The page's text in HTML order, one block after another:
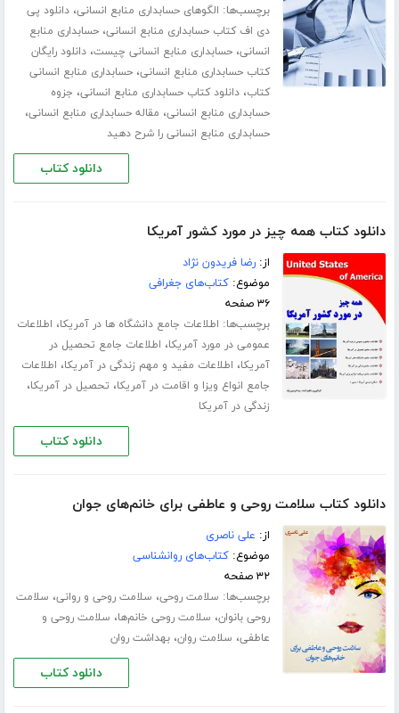
برچسب‌ها: الگوهای حسابداری منابع انسانی،دانلود پی
دی اف کتاب حسابداری منابع انسانی،حسابداری منابع
انسانی،حسابداری منابع انسانی چیست،دانلود رایگان
کتاب حسابداری منابع انسانی،حسابداری منابع انسانی
کتاب،دانلود کتاب حسابداری منابع انسانی، جزوه
حسابداری منابع انسانی، مقاله حسابداری منابع انسانی،
حسابداری منابع انسانی را شرح دهید
دانلود کتاب
دانلود کتاب همه چیز در مورد کشور آمریکا
از:رضا فریدون نژاد
موضوع:کتاب‌های جغرافی
۳۶ صفحه
برچسب‌ها: اطلاعات جامع دانشگاه ها در آمریکا، اطلاعات
عمومی در مورد آمریکا، اطلاعات جامع تحصیل در
آمریکا، اطلاعات مفید و مهم زندگی در آمریکا، اطلاعات
جامع انواع ویزا و اقامت در آمریکا، تحصیل در آمریکا،
زندگی در آمریکا
دانلود کتاب
دانلود کتاب سلامت روحی و عاطفی برای خانم‌های جوان
از: علی ناصری
موضوع:کتاب‌های روانشناسی
۳۲ صفحه
برچسب‌ها: سلامت روحی، سلامت روحی و روانی، سلامت
روحی بانوان، سلامت روحی خانم‌ها، سلامت روحی و
عاطفی، سلامت روان،بهداشت روان
دانلود کتاب